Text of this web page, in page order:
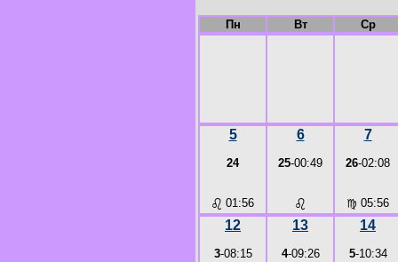
Пн Вт Ср
5
24
♌ 01:56
6
25-00:49
♌
7
26-02:08
♍ 05:56
12
3-08:15
13
4-09:26
14
5-10:34